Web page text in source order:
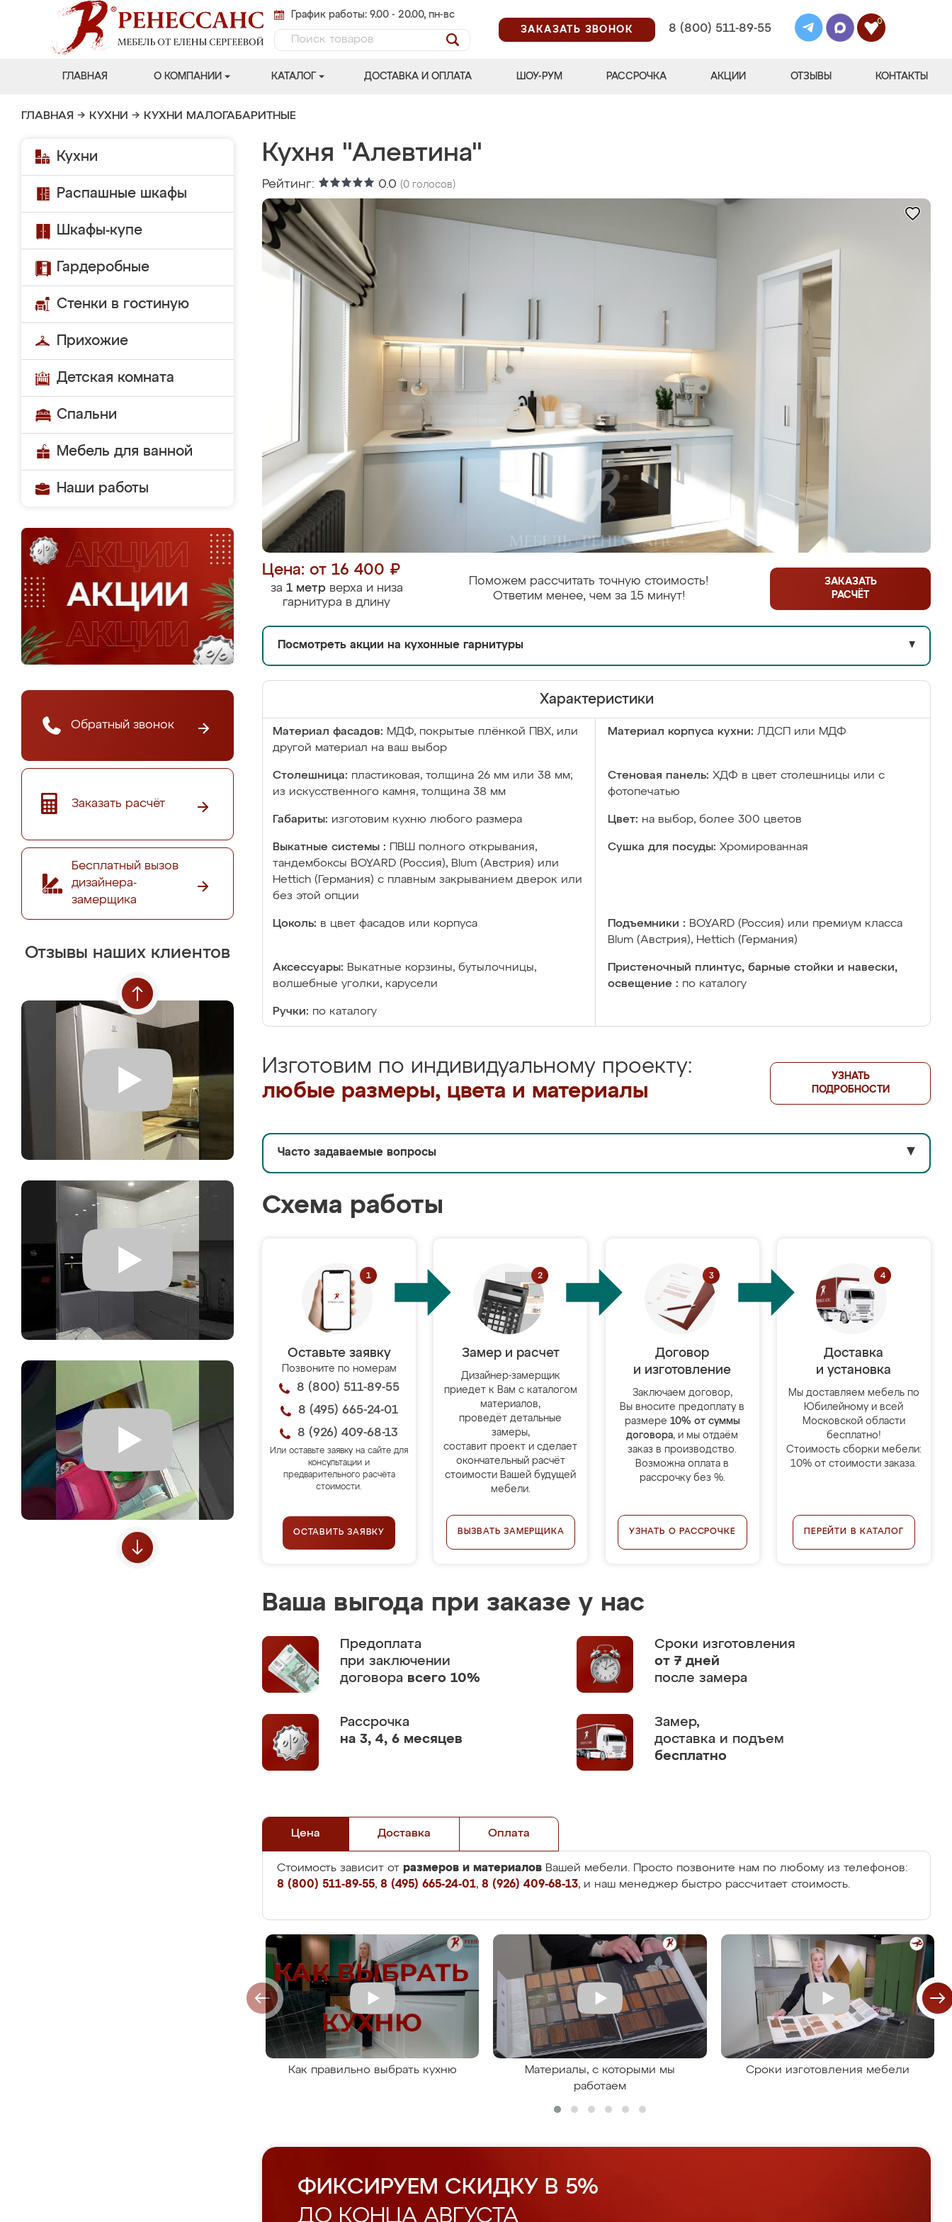
График работы: 9.00 - 20.00, пн-вс
ЗАКАЗАТЬ ЗВОНОК
8 (800) 511-89-55
0
ГЛАВНАЯ О КОМПАНИИ КАТАЛОГ ДОСТАВКА И ОПЛАТА ШОУ-РУМ РАССРОЧКА АКЦИИ ОТЗЫВЫ КОНТАКТЫ
ГЛАВНАЯ → КУХНИ → КУХНИ МАЛОГАБАРИТНЫЕ
Кухни
Распашные шкафы
Шкафы-купе
Гардеробные
Стенки в гостиную
Прихожие
Детская комната
Спальни
Мебель для ванной
Наши работы
Обратный звонок
Заказать расчёт
Бесплатный вызов
дизайнера-
замерщика
Отзывы наших клиентов
Кухня "Алевтина"
Рейтинг: 0.0 (0 голосов)
Цена: от 16 400 ₽
за 1 метрверха и низа
гарнитура в длину
Поможем рассчитать точную стоимость!
Ответим менее, чем за 15 минут!
ЗАКАЗАТЬ
РАСЧЁТ
Посмотреть акции на кухонные гарнитуры ▼
Характеристики
Материал фасадов: МДФ, покрытые плёнкой ПВХ, или
другой материал на ваш выбор
Материал корпуса кухни: ЛДСП или МДФ
Столешница: пластиковая, толщина 26 мм или 38 мм;
из искусственного камня, толщина 38 мм
Стеновая панель: ХДФ в цвет столешницы или с
фотопечатью
Габариты: изготовим кухню любого размера Цвет: на выбор, более 300 цветов
Выкатные системы :
ПВШ полного открывания,
тандембоксы BOYARD (Россия), Blum (Австрия) или
Hettich (Германия) с плавным закрыванием дверок или
без этой опции
Сушка для посуды: Хромированная
Цоколь: в цвет фасадов или корпуса Подъемники : BOYARD (Россия) или премиум класса
Blum (Австрия), Hettich (Германия)
Аксессуары: Выкатные корзины, бутылочницы,
волшебные уголки, карусели
Пристеночный плинтус, барные стойки и навески,
освещение : по каталогу
Ручки: по каталогу
Изготовим по индивидуальному проекту:
любые размеры, цвета и материалы
УЗНАТЬ
ПОДРОБНОСТИ
Часто задаваемые вопросы ▼
Схема работы
Оставьте заявку
Позвоните по номерам
8 (800) 511-89-55
8 (495) 665-24-01
8 (926) 409-68-13
Или оставьте заявку на сайте для
консультации и
предварительного расчёта
стоимости.
ОСТАВИТЬ ЗАЯВКУ
Замер и расчет
Дизайнер-замерщик
приедет к Вам с каталогом
материалов,
проведёт детальные
замеры,
составит проект и сделает
окончательный расчёт
стоимости Вашей будущей
мебели.
ВЫЗВАТЬ ЗАМЕРЩИКА
Договор
и изготовление
Заключаем договор,
Вы вносите предоплату в
размере 10% от суммы
договора, и мы отдаём
заказ в производство.
Возможна оплата в
рассрочку без %.
УЗНАТЬ О РАССРОЧКЕ
Доставка
и установка
Мы доставляем мебель по
Юбилейному и всей
Московской области
бесплатно!
Стоимость сборки мебели:
10% от стоимости заказа.
ПЕРЕЙТИ В КАТАЛОГ
Ваша выгода при заказе у нас
Предоплата
при заключении
договора всего 10%
Сроки изготовления
от 7 дней
после замера
Рассрочка
на 3, 4, 6 месяцев
Замер,
доставка и подъем
бесплатно
Цена Доставка Оплата
Стоимость зависит от размеров и материалов Вашей мебели. Просто позвоните нам по любому из телефонов:
8 (800) 511-89-55, 8 (495) 665-24-01, 8 (926) 409-68-13, и наш менеджер быстро рассчитает стоимость.
Как правильно выбрать кухню
Материалы, с которыми мы
работаем
Сроки изготовления мебели
ФИКСИРУЕМ СКИДКУ В 5%
ДО КОНЦА АВГУСТА